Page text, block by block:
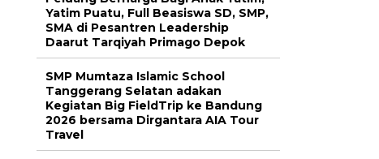
Yatim Puatu, Full Beasiswa SD, SMP,
SMA di Pesantren Leadership
Daarut Tarqiyah Primago Depok
SMP Mumtaza Islamic School
Tanggerang Selatan adakan
Kegiatan Big FieldTrip ke Bandung
2026 bersama Dirgantara AIA Tour
Travel